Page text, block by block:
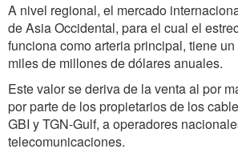
A nivel regional, el mercado
de Asia Occidental, para el cual el
funciona como arteria principal, tiene
miles de millones de dólares anuales.
Este valor se deriva de la venta al por
por parte de los propietarios de los
GBI y TGN-Gulf, a operadores
telecomunicaciones.